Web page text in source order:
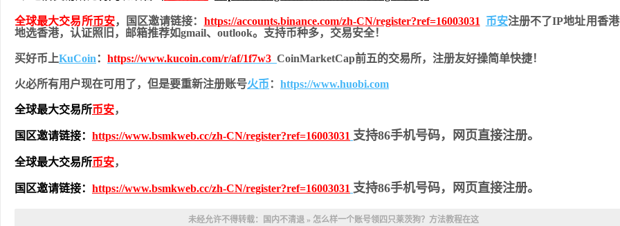
全球最大交易所币安，国区邀请链接： https://accounts.binance.com/zh-CN/register?ref=16003031 币安注册不了IP地址用香
地选香港，认证照旧， 邮箱推荐如gmail、outlook。支持币种多，交易安全！
买好币上KuCoin ： https://www.kucoin.com/r/af/1f7w3 CoinMarketCap前五的交易所，注册友好操简单快捷！
火必所有用户现在可用了，但是要重新注册账号火币 ： https://www.huobi.com
全球最大交易所币安，
国区邀请链接： https://www.bsmkweb.cc/zh-CN/register?ref=16003031 支持86手机号码，网页直接注册。
全球最大交易所币安，
国区邀请链接： https://www.bsmkweb.cc/zh-CN/register?ref=16003031 支持86手机号码，网页直接注册。
未经允许不得转载： 国内不清退 » 怎么样一个账号领四只莱茨狗？方法教程在这